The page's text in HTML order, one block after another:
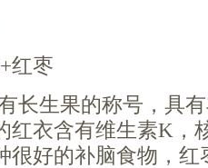
红枣
长生果的称号，具
红衣含有维生素K，
很好的补脑食物，